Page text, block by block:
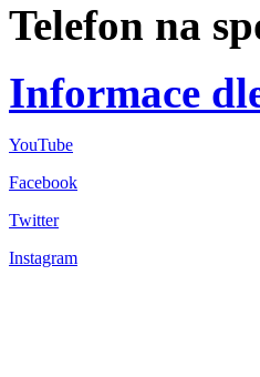
Telefon na
Informace
YouTube
Facebook
Twitter
Instagram